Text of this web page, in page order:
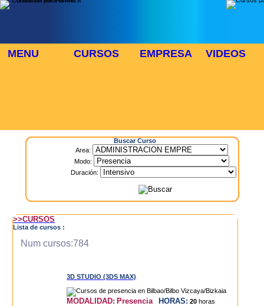
MENU CURSOS EMPRESA VIDEOS
Buscar Curso
Area:
Modo:
Duración:
>>CURSOS
Lista de cursos :
Num cursos:784
3D STUDIO (3DS MAX)
MODALIDAD: Presencia HORAS: 20 horas